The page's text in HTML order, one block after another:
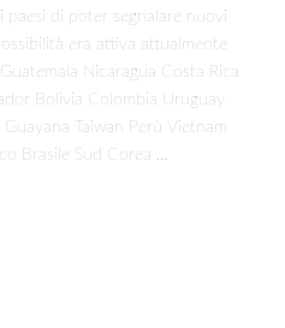
di poter segnalare nuovi
era attiva attualmente
Nicaragua Costa Rica
Bolivia Colombia Uruguay
Guayana Taiwan Perù Vietnam
Brasile Sud Corea …